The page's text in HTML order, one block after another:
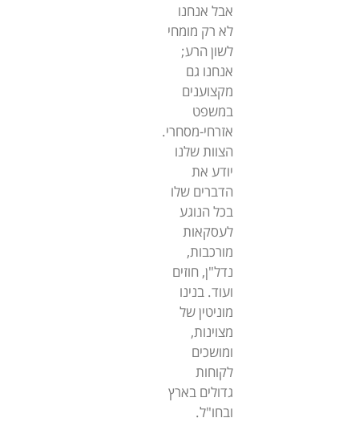
אבל אנחנו
לא רק מומחי
לשון הרע;
אנחנו גם
מקצוענים
במשפט
אזרחי-מסחרי.
הצוות שלנו
יודע את
הדברים שלו
בכל הנוגע
לעסקאות
מורכבות,
נדל"ן, חוזים
ועוד. בנינו
מוניטין של
מצוינות,
ומושכים
לקוחות
גדולים בארץ
ובחו"ל.